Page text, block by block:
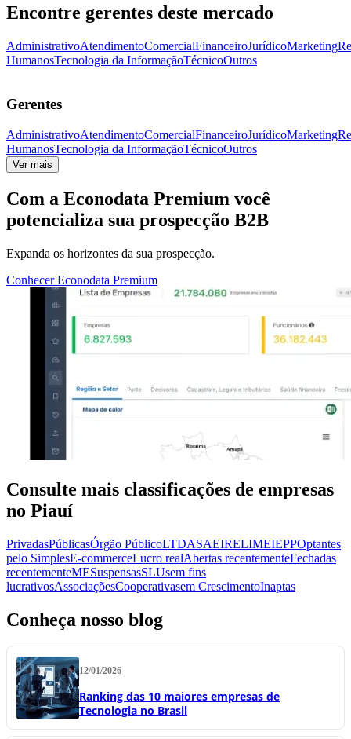
Encontre gerentes deste mercado
AdministrativoAtendimentoComercialFinanceiroJurídicoMarketing
HumanosTecnologia da InformaçãoTécnicoOutros
Gerentes
AdministrativoAtendimentoComercialFinanceiroJurídicoMarketing
HumanosTecnologia da InformaçãoTécnicoOutros
Ver mais
Com a Econodata Premium você
potencializa sua prospecção B2B
Expanda os horizontes da sua prospecção.
Conhecer Econodata Premium
Consulte mais classificações de empresas
no Piauí
PrivadasPúblicasÓrgão PúblicoLTDASAEIRELIMEIEPPOptantes
pelo SimplesE-commerceLucro realAbertas recentementeFechadas
recentementeMESuspensasSLUsem fins
lucrativosAssociaçõesCooperativasem CrescimentoInaptas
Conheça nosso blog
12/01/2026
Ranking das 10 maiores empresas de
Tecnologia no Brasil